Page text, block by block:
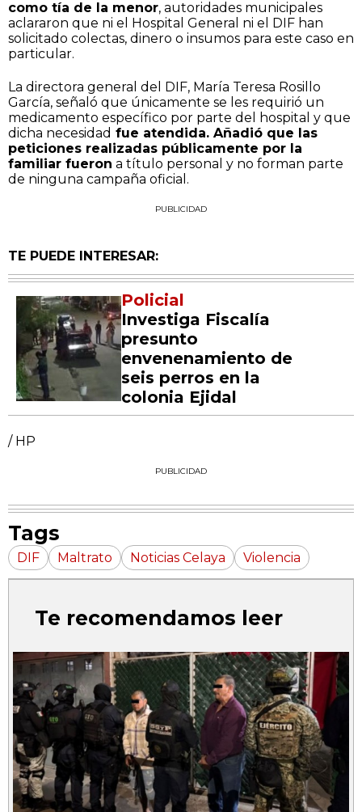
como tía de la menor, autoridades municipales
aclararon que ni el Hospital General ni el DIF han
solicitado colectas, dinero o insumos para este caso en
particular.
La directora general del DIF, María Teresa Rosillo
García, señaló que únicamente se les requirió un
medicamento específico por parte del hospital y que
dicha necesidad fue atendida. Añadió que las
peticiones realizadas públicamente por la
familiar fueron a título personal y no forman parte
de ninguna campaña oficial.
PUBLICIDAD
TE PUEDE INTERESAR:
Policial
Investiga Fiscalía
presunto
envenenamiento de
seis perros en la
colonia Ejidal
/ HP
PUBLICIDAD
Tags
DIF Maltrato Noticias Celaya Violencia
Te recomendamos leer